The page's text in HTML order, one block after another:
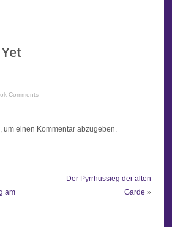
Comments
um einen Kommentar abzugeben.
am
Der Pyrrhussieg der alten
Garde »